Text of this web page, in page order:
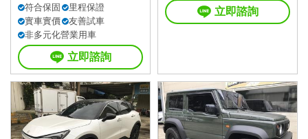
符合保固
里程保證
實車實價
友善試車
非多元化營業用車
立即諮詢
立即諮詢